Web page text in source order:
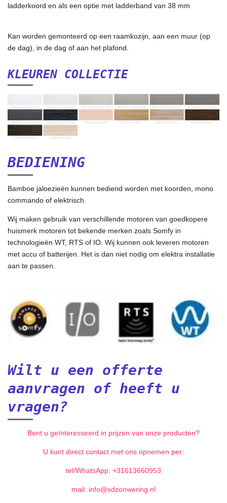
ladderkoord en als een optie met ladderband van 38 mm
Kan worden gemonteerd op een raamkozijn, aan een muur (op
de dag), in de dag of aan het plafond.
KLEUREN COLLECTIE
BEDIENING
Bamboe jaloezieën kunnen bediend worden met koorden, mono
commando of elektrisch.
Wij maken gebruik van verschillende motoren van goedkopere
huismerk motoren tot bekende merken zoals Somfy in
technologieën WT, RTS of IO. Wij kunnen ook leveren motoren
met accu of batterijen. Het is dan niet nodig om elektra installatie
aan te passen.
Wilt u een offerte
aanvragen of heeft u
vragen?
Bent u geïnteresseerd in prijzen van onze producten?
U kunt direct contact met ons opnemen per:
tel/WhatsApp: +31613660953
mail: info@sdzonwering.nl